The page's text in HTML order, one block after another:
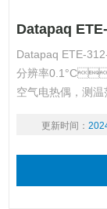
Datapaq
Datapaq ETE-312-
分辨率0.1°C
空气电热偶，
更新时间：